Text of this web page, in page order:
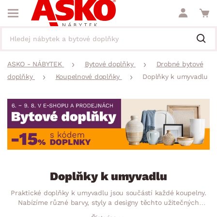
ASKO - NÁBYTEK Bytové doplňky
Drobné bytové
doplňky
Koupelnové doplňky Doplňky k umyvadlu
Doplňky k umyvadlu
Praktické doplňky k umyvadlu jsou součástí každé koupelny.
Nabízíme různé barvy, styly a designy těchto užitečných